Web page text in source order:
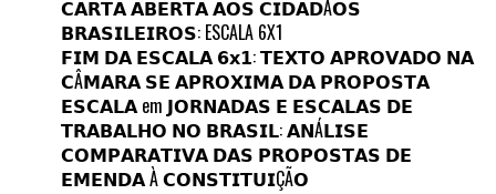
𝗖𝗔𝗥𝗧𝗔 𝗔𝗕𝗘𝗥𝗧𝗔 𝗔𝗢𝗦 𝗖𝗜𝗗𝗔𝗗Ã𝗢𝗦
𝗕𝗥𝗔𝗦𝗜𝗟𝗘𝗜𝗥𝗢𝗦: ESCALA 6X1
𝗙𝗜𝗠 𝗗𝗔 𝗘𝗦𝗖𝗔𝗟𝗔 𝟲𝘅𝟭: 𝗧𝗘𝗫𝗧𝗢 𝗔𝗣𝗥𝗢𝗩𝗔𝗗𝗢 𝗡𝗔
𝗖Â𝗠𝗔𝗥𝗔 𝗦𝗘 𝗔𝗣𝗥𝗢𝗫𝗜𝗠𝗔 𝗗𝗔 𝗣𝗥𝗢𝗣𝗢𝗦𝗧𝗔
𝗘𝗦𝗖𝗔𝗟𝗔em 𝗝𝗢𝗥𝗡𝗔𝗗𝗔𝗦 𝗘 𝗘𝗦𝗖𝗔𝗟𝗔𝗦 𝗗𝗘
𝗧𝗥𝗔𝗕𝗔𝗟𝗛𝗢 𝗡𝗢 𝗕𝗥𝗔𝗦𝗜𝗟: 𝗔𝗡Á𝗟𝗜𝗦𝗘
𝗖𝗢𝗠𝗣𝗔𝗥𝗔𝗧𝗜𝗩𝗔 𝗗𝗔𝗦 𝗣𝗥𝗢𝗣𝗢𝗦𝗧𝗔𝗦 𝗗𝗘
𝗘𝗠𝗘𝗡𝗗𝗔 À 𝗖𝗢𝗡𝗦𝗧𝗜𝗧𝗨𝗜ÇÃ𝗢